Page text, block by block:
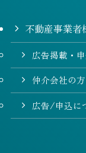
不動産事業者
広告掲載・
仲介会社の
広告/申込に